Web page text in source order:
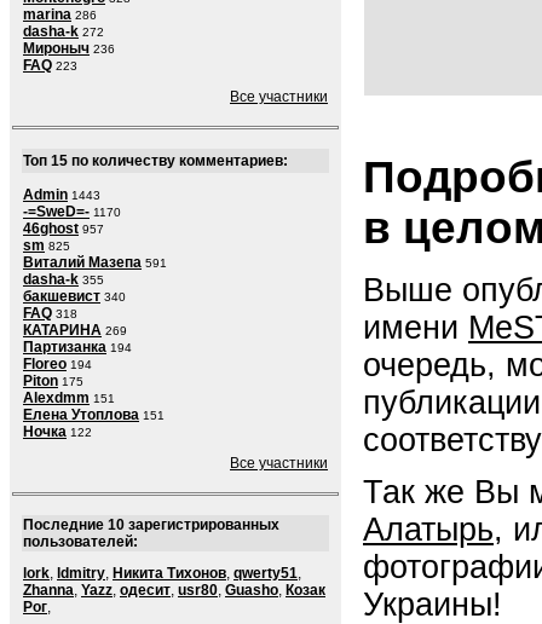
marina 286
dasha-k 272
Мироныч 236
FAQ 223
Все участники
Топ 15 по количеству комментариев:
Admin 1443
-=SweD=- 1170
46ghost 957
sm 825
Виталий Мазепа 591
dasha-k 355
бакшевист 340
FAQ 318
КАТАРИНА 269
Партизанка 194
Floreo 194
Piton 175
Alexdmm 151
Елена Утоплова 151
Ночка 122
Все участники
Последние 10 зарегистрированных
пользователей:
lork, ldmitry, Никита Тихонов, qwerty51,
Zhanna, Yazz, одесит, usr80, Guasho, Козак
Рог,
в
Выше
имени
очередь,
Так же Вы
Алатырь,
Украины!